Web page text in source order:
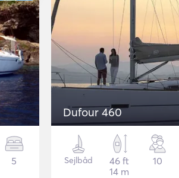
5
Dufour 460
Sejlbåd
46 ft
14 m
10